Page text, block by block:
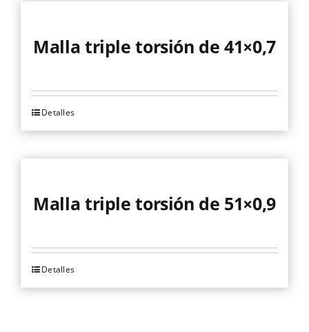
página
variantes.
se
pueden
en
página
Malla triple torsión de 41×0,7
Detalles
Malla triple torsión de 51×0,9
Detalles